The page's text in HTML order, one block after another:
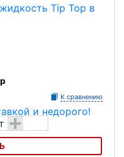
К сравнению
+